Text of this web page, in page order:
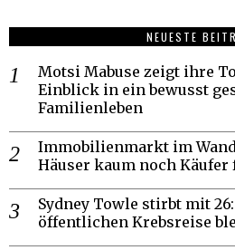
NEUESTE
Motsi Mabuse zeigt ihre
Einblick in ein bewusst
Familienleben
Immobilienmarkt im
Häuser kaum noch Käufer
Sydney Towle stirbt mit
öffentlichen Krebsreise